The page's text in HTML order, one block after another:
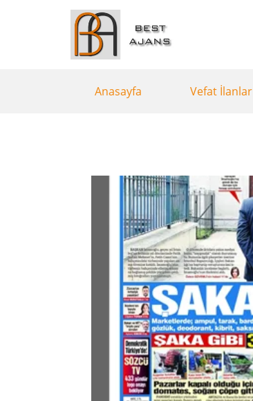
Anasayfa Vefat İlanlar